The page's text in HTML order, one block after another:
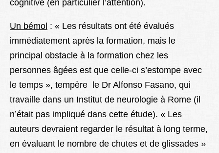
cognitive (en particulier l’attention).
Un bémol : « Les résultats ont été évalués
immédiatement après la formation, mais le
principal obstacle à la formation chez les
personnes âgées est que celle-ci s’estompe avec
le temps », tempère le Dr Alfonso Fasano, qui
travaille dans un Institut de neurologie à Rome (il
n’était pas impliqué dans cette étude). « Les
auteurs devraient regarder le résultat à long terme,
en évaluant le nombre de chutes et de glissades »